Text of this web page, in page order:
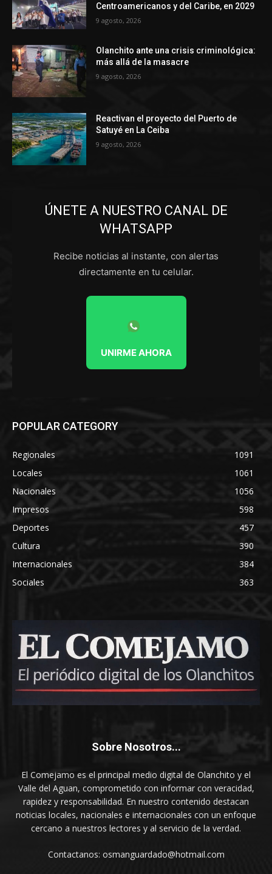
Centroamericanos y del Caribe, en 2029
9 agosto, 2026
Olanchito ante una crisis criminológica:
más allá de la masacre
9 agosto, 2026
Reactivan el proyecto del Puerto de
Satuyé en La Ceiba
9 agosto, 2026
ÚNETE A NUESTRO CANAL DE
WHATSAPP
Recibe noticias al instante, con alertas
directamente en tu celular.
UNIRME AHORA
POPULAR CATEGORY
Regionales
1091
Locales
1061
Nacionales
1056
Impresos
598
Deportes
457
Cultura
390
Internacionales
384
Sociales
363
Sobre Nosotros...
El Comejamo es el principal medio digital de Olanchito y el
Valle del Aguan, comprometido con informar con veracidad,
rapidez y responsabilidad. En nuestro contenido destacan
noticias locales, nacionales e internacionales con un enfoque
cercano a nuestros lectores y al servicio de la verdad.
Contactanos: osmanguardado@hotmail.com